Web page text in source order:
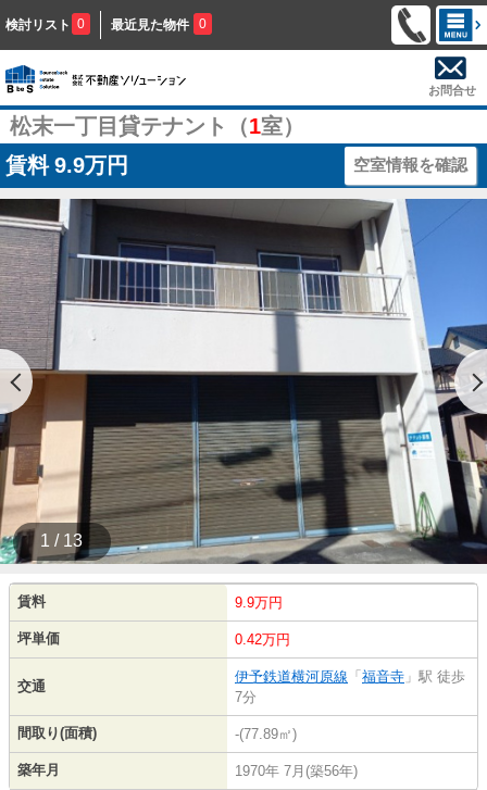
検討リスト 0 最近見た物件 0
お問合せ
松末一丁目貸テナント（1室）
賃料 9.9万円 空室情報を確認
1 / 13
賃料 9.9万円
坪単価 0.42万円
交通
伊予鉄道横河原線 「 福音寺 」駅 徒歩
7分
間取り(面積) -(77.89㎡)
築年月 1970年 7月(築56年)